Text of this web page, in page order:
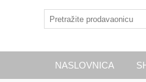
NASLOVNICA